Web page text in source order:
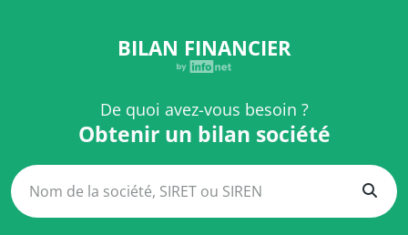
BILAN FINANCIER
De quoi avez-vous besoin ?
Obtenir un bilan société